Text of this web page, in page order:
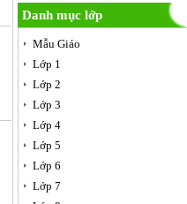
Danh mục lớp
Mẫu Giáo
Lớp 1
Lớp 2
Lớp 3
Lớp 4
Lớp 5
Lớp 6
Lớp 7